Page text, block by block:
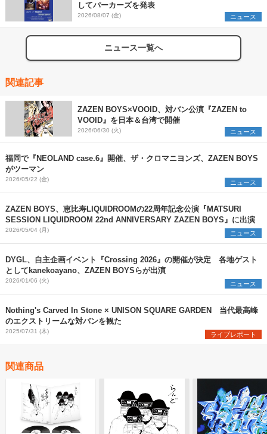
してパーカーズを発表
2026/08/07 (金) ニュース
ニュース一覧へ
関連記事
ZAZEN BOYS×VOOID、対バン公演『ZAZEN to
VOOID』を日本＆台湾で開催
2026/06/30 (火) ニュース
福岡で『NEOLAND case.6』開催、ザ・クロマニヨンズ、ZAZEN BOYS
がツーマン
2026/05/22 (金) ニュース
ZAZEN BOYS、恵比寿LIQUIDROOMの22周年記念公演『MATSURI
SESSION LIQUIDROOM 22nd ANNIVERSARY ZAZEN BOYS』に出演
2026/05/04 (月) ニュース
DYGL、自主企画イベント『Crossing 2026』の開催が決定 各地ゲスト
としてkanekoayano、ZAZEN BOYSらが出演
2026/01/06 (火) ニュース
Nothing's Carved In Stone × UNISON SQUARE GARDEN 当代最高峰
のエクストリームな対バンを観た
2025/07/31 (木) ライブレポート
関連商品